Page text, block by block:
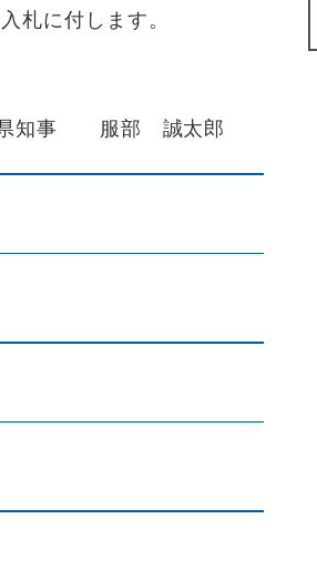
札に付します。
県知事 服部 誠太郎